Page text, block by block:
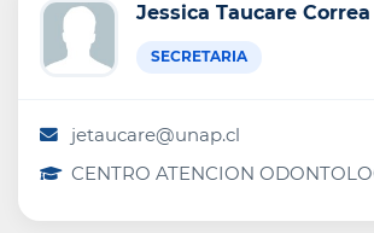
Jessica Taucare Correa
SECRETARIA
jetaucare@unap.cl
CENTRO ATENCION